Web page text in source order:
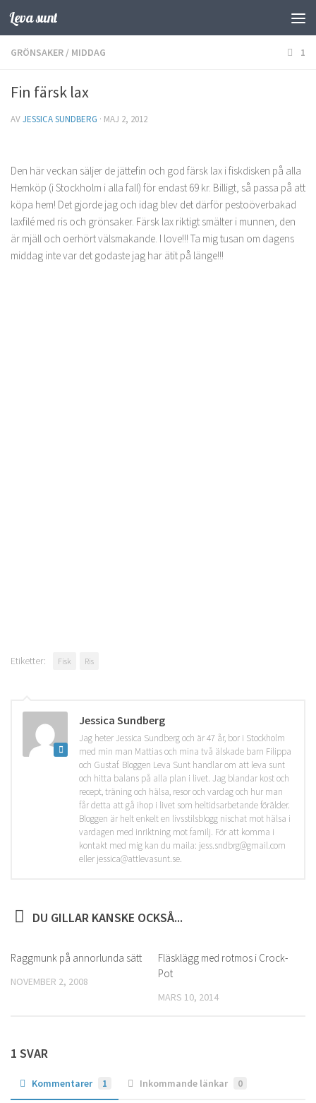
Hoppa till innehåll
Leva sunt
GRÖNSAKER / MIDDAG 1
Fin färsk lax
AVJESSICA SUNDBERG · MAJ 2, 2012
Den här veckan säljer de jättefin och god färsk lax i fiskdisken på alla
Hemköp (i Stockholm i alla fall) för endast 69 kr. Billigt, så passa på att
köpa hem! Det gjorde jag och idag blev det därför pestoöverbakad
laxfilé med ris och grönsaker. Färsk lax riktigt smälter i munnen, den
är mjäll och oerhört välsmakande. I love!!! Ta mig tusan om dagens
middag inte var det godaste jag har ätit på länge!!!
Etiketter: Fisk Ris
Jessica Sundberg
Jag heter Jessica Sundberg och är 47 år, bor i Stockholm
med min man Mattias och mina två älskade barn Filippa
och Gustaf. Bloggen Leva Sunt handlar om att leva sunt
och hitta balans på alla plan i livet. Jag blandar kost och
recept, träning och hälsa, resor och vardag och hur man
får detta att gå ihop i livet som heltidsarbetande förälder.
Bloggen är helt enkelt en livsstilsblogg nischat mot hälsa i
vardagen med inriktning mot familj. För att komma i
kontakt med mig kan du maila: jess.sndbrg@gmail.com
eller jessica@attlevasunt.se.
DU GILLAR KANSKE OCKSÅ...
Raggmunk på annorlunda sätt
NOVEMBER 2, 2008
Fläsklägg med rotmos i Crock-
Pot
MARS 10, 2014
1 SVAR
Kommentarer 1 Inkommande länkar 0